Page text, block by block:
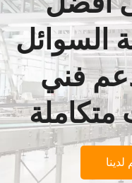
السوائل
فني